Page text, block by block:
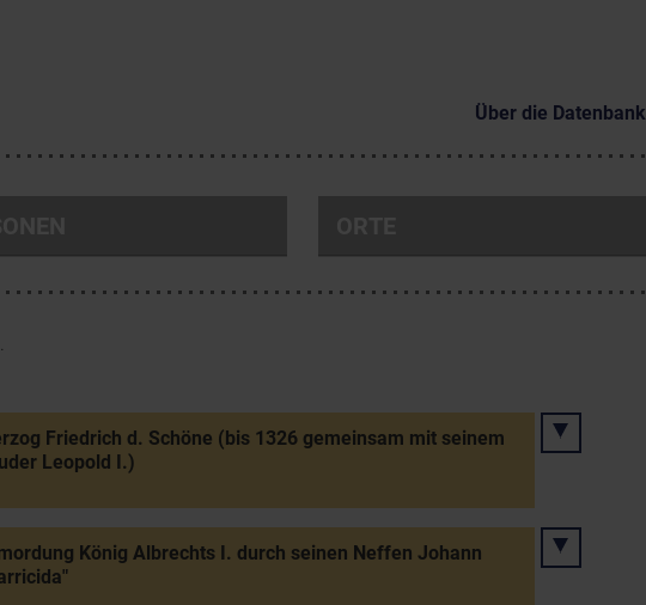
Über die Datenbank
.
Friedrich d. Schöne (bis 1326 gemeinsam mit seinem
Leopold I.)
König Albrechts I. durch seinen Neffen Johann